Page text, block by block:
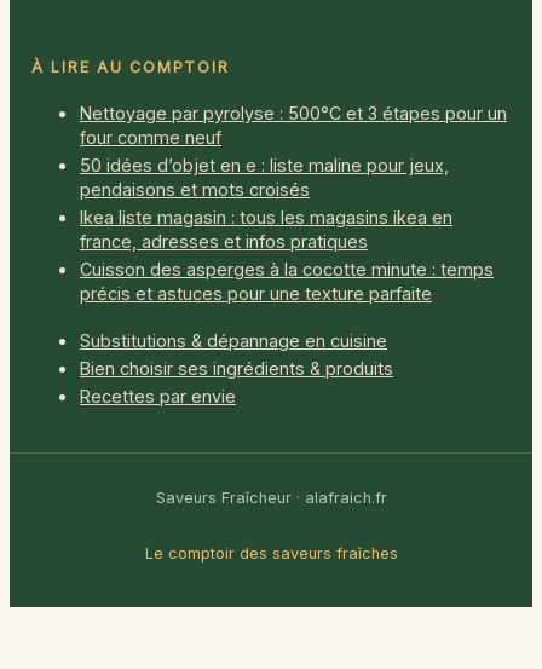
À LIRE AU COMPTOIR
Nettoyage par pyrolyse : 500°C et 3 étapes pour un
four comme neuf
50 idées d’objet en e : liste maline pour jeux,
pendaisons et mots croisés
Ikea liste magasin : tous les magasins ikea en
france, adresses et infos pratiques
Cuisson des asperges à la cocotte minute : temps
précis et astuces pour une texture parfaite
Substitutions & dépannage en cuisine
Bien choisir ses ingrédients & produits
Recettes par envie
Saveurs Fraîcheur · alafraich.fr
Le comptoir des saveurs fraîches